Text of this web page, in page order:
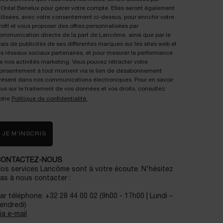
Benelux pour gérer votre compte. Elles seront également
avec votre consentement ci-dessus, pour enrichir votre
et vous proposer des offres personnalisées par
directe de la part de Lancôme, ainsi que par le
de publicités de ses différentes marques sur les sites web et
réseaux sociaux partenaires, et pour mesurer la performance
nos activités marketing. Vous pouvez rétracter votre
à tout moment via le lien de désabonnement
dans nos communications électroniques. Pour en savoir
sur le traitement de vos données et vos droits, consultez
Politique de confidentialité.
JE M’INSCRIS
NOUS
services Lancôme sont à votre écoute. N'hésitez
à nous contacter :
téléphone: +32 28 44 00 02 (9h00 - 17h00 | Lundi –
e-mail